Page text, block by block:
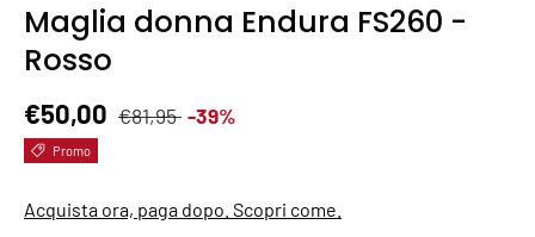
Maglia donna Endura FS260 -
Rosso
Prezzo di vendita
€50,00 Prezzo normale
€81,95 -39%
Promo
Acquista ora, paga dopo. Scopri come.